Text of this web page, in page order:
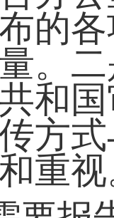
的
。
共和
方
重